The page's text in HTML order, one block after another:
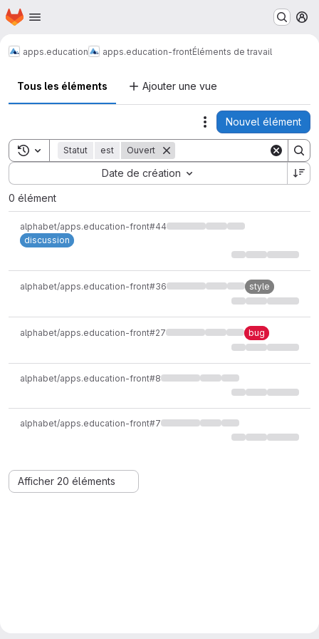
Passer au contenu principal
Page d'accueil
apps.education apps.education-frontÉléments de travail
Tous les éléments Ajouter une vue
Actions
Nouvel élément
Toggle search history
Statut est Ouvert
Date de création
Sort by:
0 élément
alphabet/apps.education-front#44
discussion
alphabet/apps.education-front#36 style
alphabet/apps.education-front#27 bug
alphabet/apps.education-front#8
alphabet/apps.education-front#7
Afficher 20 éléments